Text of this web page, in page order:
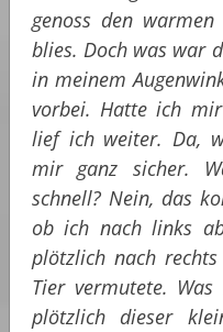
genoss den
blies. Doch was war
in meinem
vorbei. Hatte ich
lief ich weiter. Da,
mir ganz sicher.
schnell? Nein, das
ob ich nach links
plötzlich nach
Tier vermutete.
plötzlich dieser